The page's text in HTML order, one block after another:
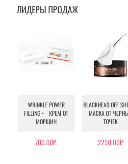
ЛИДЕРЫ ПРОДАЖ
WRINKLE POWER
FILLING + - КРЕМ ОТ
МОРЩИН
700.00Р.
BLACKHEAD OFF
МАСКА ОТ
ТОЧЕК
2250.00Р.